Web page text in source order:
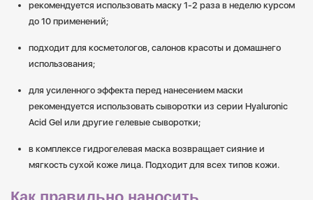
рекомендуется использовать маску 1-2 раза в неделю курсом
до 10 применений;
подходит для косметологов, салонов красоты и домашнего
использования;
для усиленного эффекта перед нанесением маски
рекомендуется использовать сыворотки из серии Hyaluronic
Acid Gel или другие гелевые сыворотки;
в комплексе гидрогелевая маска возвращает сияние и
мягкость сухой коже лица. Подходит для всех типов кожи.